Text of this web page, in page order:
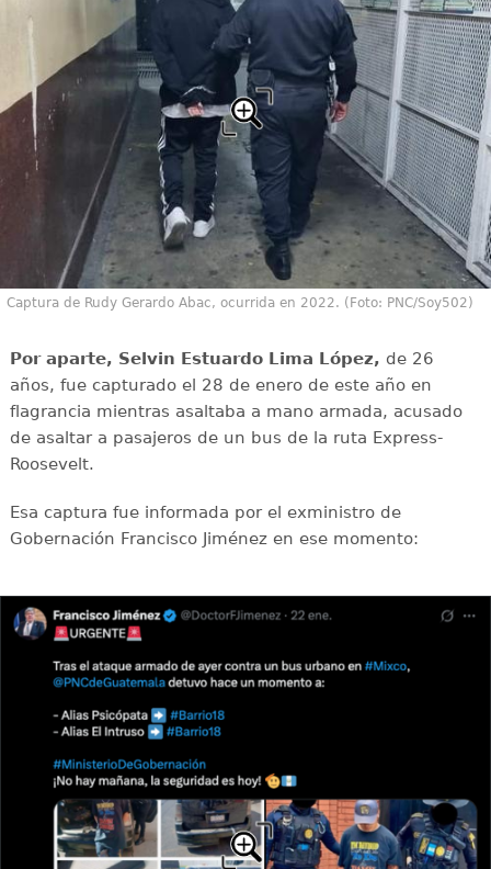
Captura de Rudy Gerardo Abac, ocurrida en 2022. (Foto: PNC/Soy502)
Por aparte, Selvin Estuardo Lima López, de 26
años, fue capturado el 28 de enero de este año en
flagrancia mientras asaltaba a mano armada, acusado
de asaltar a pasajeros de un bus de la ruta Express-
Roosevelt.
Esa captura fue informada por el exministro de
Gobernación Francisco Jiménez en ese momento: